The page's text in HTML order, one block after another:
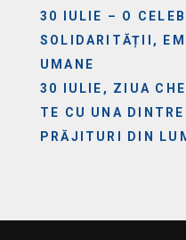
30 IULIE – O
SOLIDARITĂȚII,
UMANE
30 IULIE, ZIUA
TE CU UNA
PRĂJITURI DIN